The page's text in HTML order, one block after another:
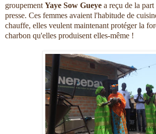
groupement Yaye Sow Gueye a reçu de la
presse. Ces femmes avaient l'habitude de
chauffe, elles veulent maintenant protéger la
charbon qu'elles produisent elles-même !